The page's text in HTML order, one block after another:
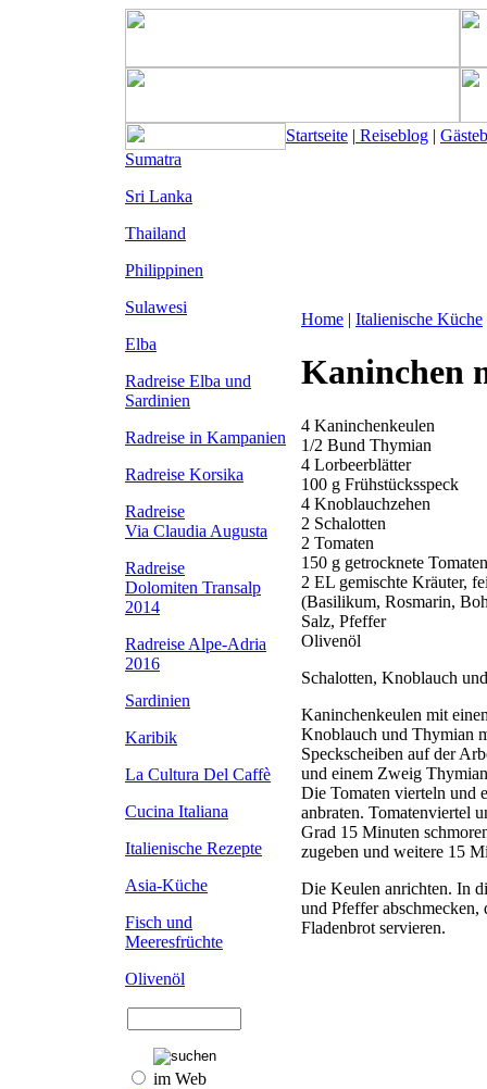
Startseite | Reiseblog |
Sumatra
Sri Lanka
Thailand
Philippinen
Sulawesi
Elba
Radreise Elba und
Sardinien
Radreise in Kampanien
Radreise Korsika
Radreise
Via Claudia Augusta
Radreise
Dolomiten Transalp
2014
Radreise Alpe-Adria
2016
Sardinien
Karibik
La Cultura Del Caffè
Cucina Italiana
Italienische Rezepte
Asia-Küche
Fisch und
Meeresfrüchte
Olivenöl
im Web
Home | Italienische Küche
Kaninchen
4 Kaninchenkeulen
1/2 Bund Thymian
4 Lorbeerblätter
100 g Frühstücksspeck
4 Knoblauchzehen
2 Schalotten
2 Tomaten
150 g getrocknete Tomaten
2 EL gemischte Kräuter,
(Basilikum, Rosmarin,
Salz, Pfeffer
Olivenöl
Schalotten, Knoblauch
Kaninchenkeulen mit
Knoblauch und Thymian
Speckscheiben auf der
und einem Zweig
Die Tomaten vierteln und
anbraten. Tomatenviertel
Grad 15 Minuten
zugeben und weitere 15
Die Keulen anrichten. In
und Pfeffer abschmecken,
Fladenbrot servieren.